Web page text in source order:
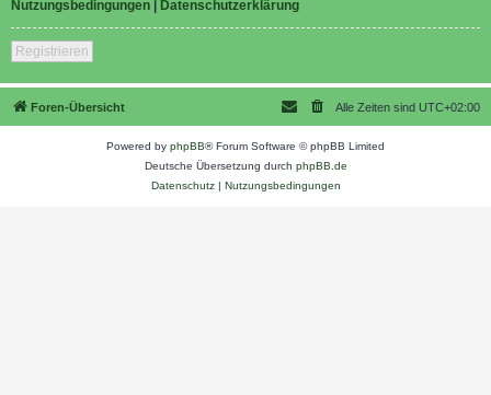
Nutzungsbedingungen | Datenschutzerklärung
Registrieren
Foren-Übersicht Alle Zeiten sind UTC+02:00
Powered by phpBB® Forum Software © phpBB Limited
Deutsche Übersetzung durch phpBB.de
Datenschutz| Nutzungsbedingungen